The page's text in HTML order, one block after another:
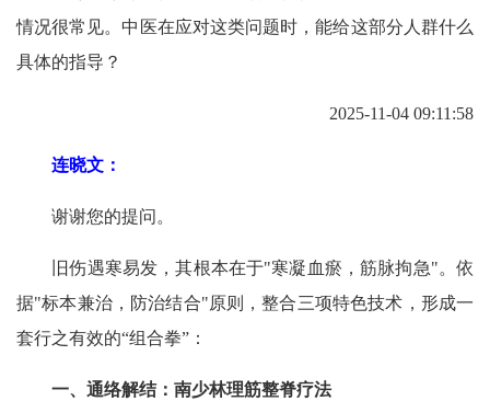
情况很常见。中医在应对这类问题时，能给这部分人群什么
具体的指导？
2025-11-04 09:11:58
连晓文：
谢谢您的提问。
旧伤遇寒易发，其根本在于"寒凝血瘀，筋脉拘急"。依
据"标本兼治，防治结合"原则，整合三项特色技术，形成一
套行之有效的“组合拳”：
一、通络解结：南少林理筋整脊疗法